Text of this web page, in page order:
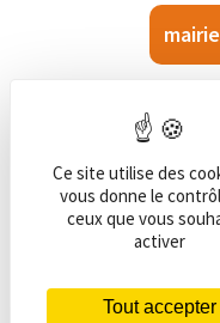
Ce site utilise des
vous donne le
ceux que vous
activer
Tout accepter